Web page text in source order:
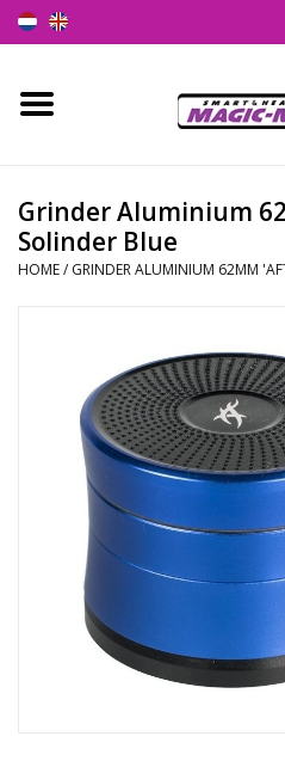
Home
Smartshop
SEEDSHOP
Health Supplies
Psychedelic
Rituals & Wierook
Grinder Aluminium
Solinder Blue
HOME/ GRINDER ALUMINIUM 62MM